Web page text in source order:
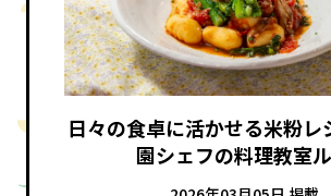
日々の食卓に活かせる米粉レ
園シェフの料理教室